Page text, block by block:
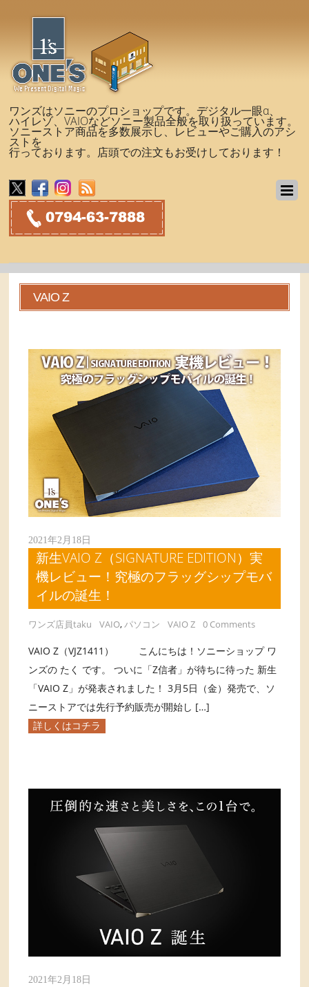
ワンズはソニーのプロショップです。デジタル一眼α、
ハイレゾ、VAIOなどソニー製品全般を取り扱っています。
ソニーストア商品を多数展示し、レビューやご購入のアシ
ストを
行っております。店頭での注文もお受けしております！
VAIO Z
2021年2月18日
新生VAIO Z（SIGNATURE EDITION）実
機レビュー！究極のフラッグシップモバ
イルの誕生！
ワンズ店員taku VAIO,パソコン VAIO Z 0 Comments
VAIO Z（VJZ1411） こんにちは！ソニーショップ ワ
ンズの たく です。 ついに「Z信者」が待ちに待った 新生
「VAIO Z」が発表されました！ 3月5日（金）発売で、ソ
ニーストアでは先行予約販売が開始し […]
詳しくはコチラ
2021年2月18日